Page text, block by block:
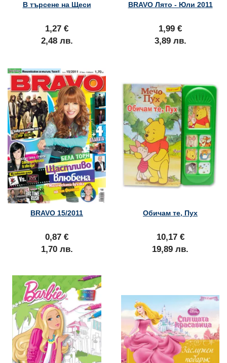
В търсене на Щеси
1,27 €
2,48 лв.
BRAVO Лято - Юли 2011
1,99 €
3,89 лв.
BRAVO 15/2011
0,87 €
1,70 лв.
Обичам те, Пух
10,17 €
19,89 лв.